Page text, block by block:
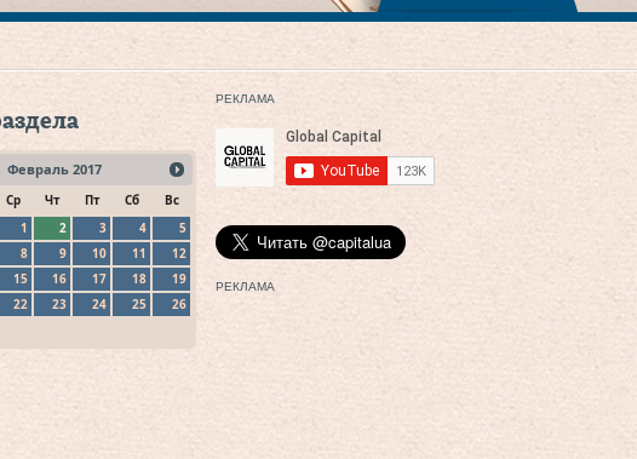
Февраль 2017
Ср Чт Пт Сб
Вс
1
2 3 4
5
8 9 10 11
12
15 16 17 18
19
22 23 24 25
26
РЕКЛАМА
РЕКЛАМА